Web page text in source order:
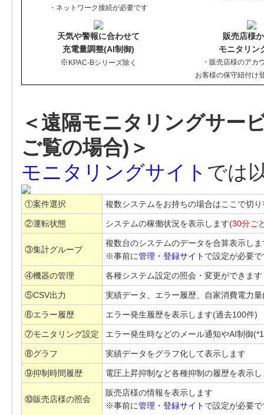
・ネットワーク接続が必要です
天気や警報に合わせて
充電量調整(AI制御)
※ KPAC-Bシリーズ除く
販売店様
モニタリン
・販売店様のアカ
お客様の保守紐付け
＜遠隔モニタリングサー
ご覧の場合)＞
モニタリングサイト では
①案件選択 複数システムをお持ちの場合はここで切
②運転状態 システムの稼働状況を表示します(30分ご
③集計グループ
複数台のシステムのデータを合算表示しま
※事前に管理・登録サイト で設定が必要で
④機器の管理 各種システム設定の照会・変更ができます
⑤CSV出力 実績データ、エラー履歴、自家消費電力
⑥エラー履歴 エラー発生履歴を表示します(過去100件)
⑦モニタリング設定 エラー発生時などのメール通知やAI制御
⑧グラフ 実績データをグラフ化して表示します
⑨抑制時間履歴 電圧上昇抑制など各種抑制の履歴を表示
⑩販売店様の照会
販売店様の情報を表示します
※事前に管理・登録サイト で設定が必要で